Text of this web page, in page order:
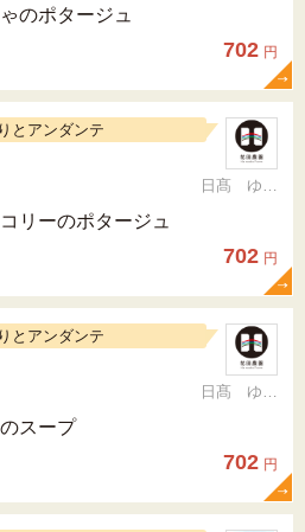
のポタージュ
702 円
とアンダンテ
日髙 ゆかり
リーのポタージュ
702 円
とアンダンテ
日髙 ゆかり
スープ
702 円